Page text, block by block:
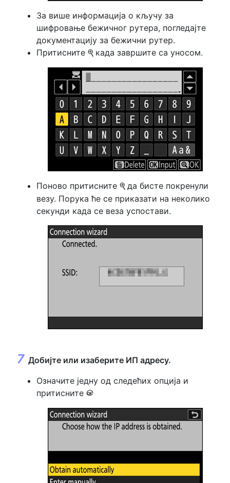
За више информација о кључу за
шифровање бежичног рутера, погледајте
документацију за бежични рутер.
Притисните X када завршите са уносом.
Поново притисните X да бисте покренули
везу. Порука ће се приказати на неколико
секунди када се веза успостави.
Добијте или изаберите ИП адресу.
Означите једну од следећих опција и
притисните J